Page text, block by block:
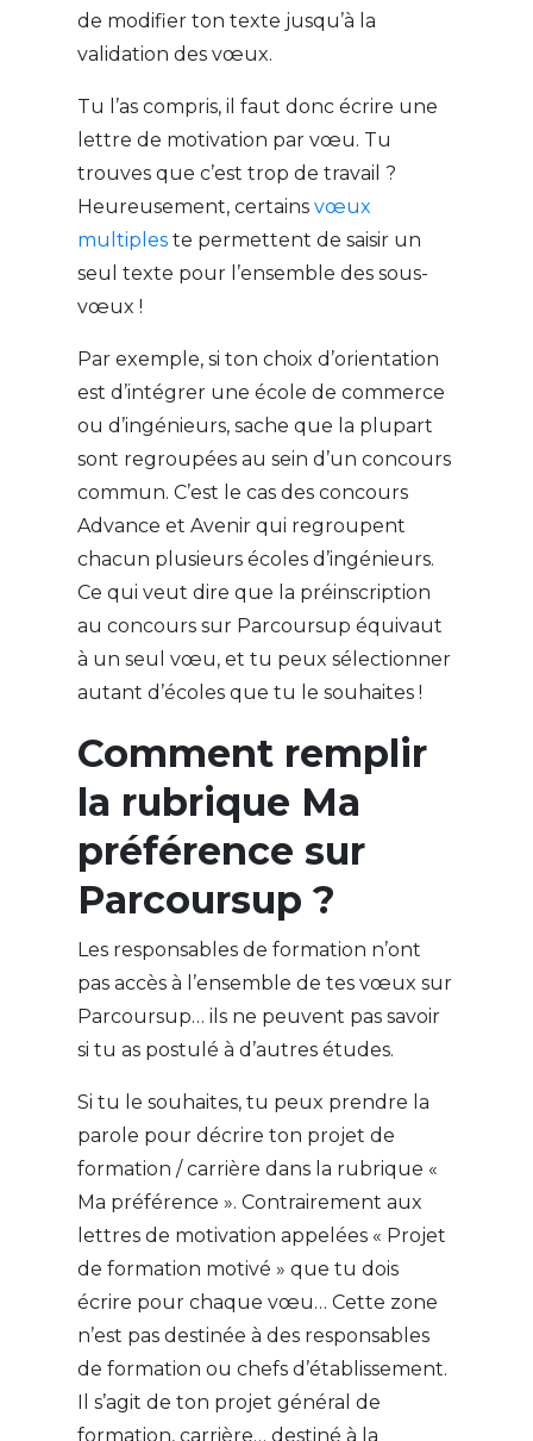
de modifier ton texte jusqu’à la
validation des vœux.
Tu l’as compris, il faut donc écrire une
lettre de motivation par vœu. Tu
trouves que c’est trop de travail ?
Heureusement, certains vœux
multipleste permettent de saisir un
seul texte pour l’ensemble des sous-
vœux !
Par exemple, si ton choix d’orientation
est d’intégrer une école de commerce
ou d’ingénieurs, sache que la plupart
sont regroupées au sein d’un concours
commun. C’est le cas des concours
Advance et Avenir qui regroupent
chacun plusieurs écoles d’ingénieurs.
Ce qui veut dire que la préinscription
au concours sur Parcoursup équivaut
à un seul vœu, et tu peux sélectionner
autant d’écoles que tu le souhaites !
Comment remplir
la rubrique Ma
préférence sur
Parcoursup ?
Les responsables de formation n’ont
pas accès à l’ensemble de tes vœux sur
Parcoursup… ils ne peuvent pas savoir
si tu as postulé à d’autres études.
Si tu le souhaites, tu peux prendre la
parole pour décrire ton projet de
formation / carrière dans la rubrique «
Ma préférence ». Contrairement aux
lettres de motivation appelées « Projet
de formation motivé » que tu dois
écrire pour chaque vœu… Cette zone
n’est pas destinée à des responsables
de formation ou chefs d’établissement.
Il s’agit de ton projet général de
formation, carrière… destiné à la